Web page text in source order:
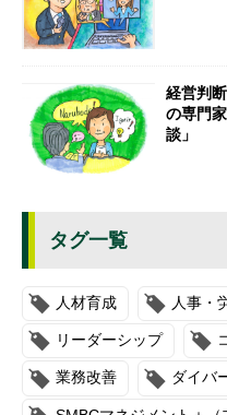
経営判
の専門
談」
タグ一覧
人材育成 人事・
リーダーシップ
業務改善 ダイバ